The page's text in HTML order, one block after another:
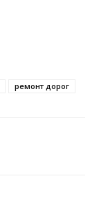
ремонт дорог